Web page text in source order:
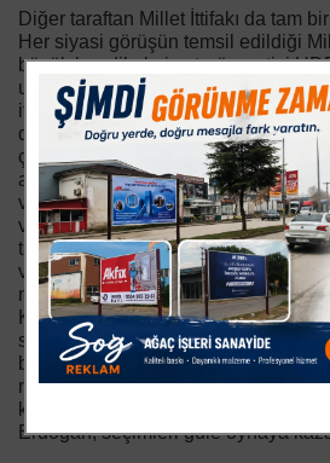
Diğer taraftan Millet İttifakı da tam
Her siyasi görüşün temsil edildiği
büyük handikabı ise terör partisi
umulması. Evet, HDP seçmeninin
ittifak için de önemli. Ancak HDP
destekliği bir ittifakın seçim
çok uzak bir ihtimal. HDP
almadan, Kürt seçmenin makul
vaadi olarak açıklar ve oylarına
vatansever milliyetçi ve
tarafından kabul görür ve hiçbir parti
vermez. Ayrıca bu şekildeki strateji
malzeme verilmemiş olur. Millet
Kılıçdaroğlu, kendi içerisinde daha
sindirilememişken, üzerine HDP gibi
bir partinin muhatap alınması, Millet
niyetli çalışmalarını ve vaatlerini
kafa ve strateji ile hareket edilirse,
Erdoğan, seçimleri güle oynaya